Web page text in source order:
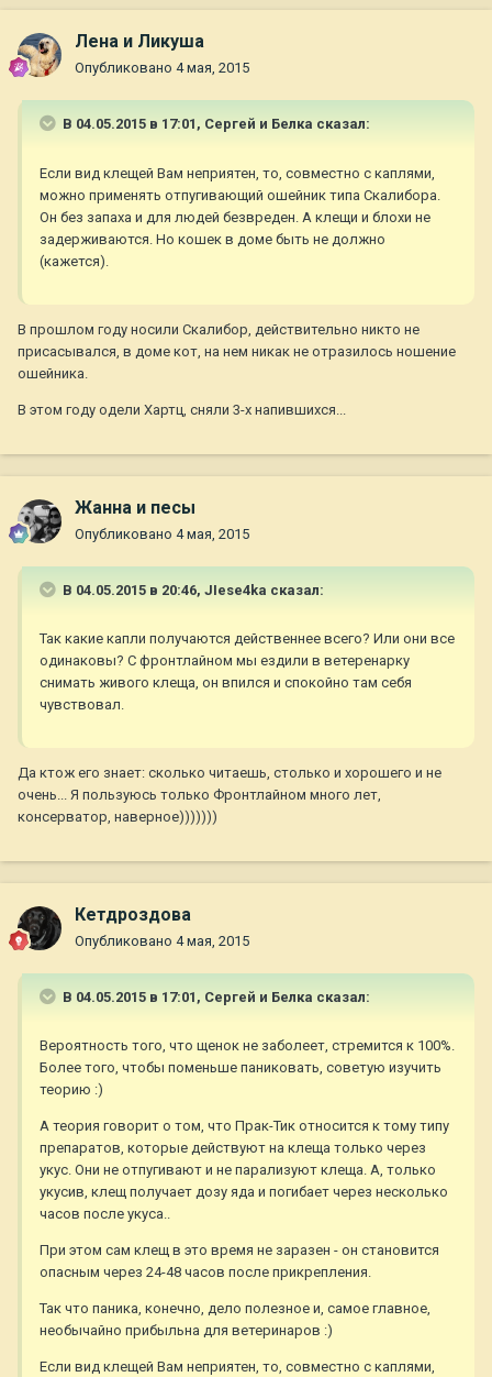
Лена и Ликуша
Опубликовано 4 мая, 2015
В 04.05.2015 в 17:01, Сергей и Белка сказал:
Если вид клещей Вам неприятен, то, совместно с каплями,
можно применять отпугивающий ошейник типа Скалибора.
Он без запаха и для людей безвреден. А клещи и блохи не
задерживаются. Но кошек в доме быть не должно
(кажется).
В прошлом году носили Скалибор, действительно никто не
присасывался, в доме кот, на нем никак не отразилось ношение
ошейника.
В этом году одели Хартц, сняли 3-х напившихся...
Жанна и песы
Опубликовано 4 мая, 2015
В 04.05.2015 в 20:46, JIese4ka сказал:
Так какие капли получаются действеннее всего? Или они все
одинаковы? С фронтлайном мы ездили в ветеренарку
снимать живого клеща, он впился и спокойно там себя
чувствовал.
Да ктож его знает: сколько читаешь, столько и хорошего и не
очень... Я пользуюсь только Фронтлайном много лет,
консерватор, наверное)))))))
Кетдроздова
Опубликовано 4 мая, 2015
В 04.05.2015 в 17:01, Сергей и Белка сказал:
Вероятность того, что щенок не заболеет, стремится к 100%.
Более того, чтобы поменьше паниковать, советую изучить
теорию :)
А теория говорит о том, что Прак-Тик относится к тому типу
препаратов, которые действуют на клеща только через
укус. Они не отпугивают и не парализуют клеща. А, только
укусив, клещ получает дозу яда и погибает через несколько
часов после укуса..
При этом сам клещ в это время не заразен - он становится
опасным через 24-48 часов после прикрепления.
Так что паника, конечно, дело полезное и, самое главное,
необычайно прибыльна для ветеринаров :)
Если вид клещей Вам неприятен, то, совместно с каплями,